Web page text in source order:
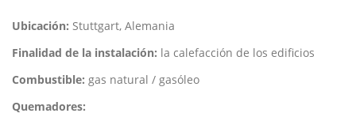
Ubicación: Stuttgart, Alemania
Finalidad de la instalación: la calefacción de los edificios
Combustible: gas natural / gasóleo
Quemadores: